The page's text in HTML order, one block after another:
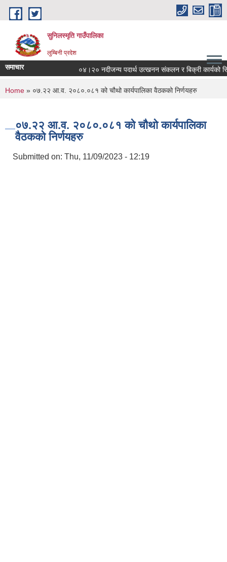
Skip to main content
सुनिलस्मृति गाउँपालिका
लुम्बिनी प्रदेश
समाचार ०४।२० नदीजन्य पदार्थ उत्खनन संकलन र बिक्री कार्यको
You are here
Home » ०७.२२ आ.व. २०८०.०८१ को चौथो कार्यपालिका वैठकको निर्णयहरु
०७.२२ आ.व. २०८०.०८१ को चौथो कार्यपालिका
वैठकको निर्णयहरु
Submitted on: Thu, 11/09/2023 - 12:19